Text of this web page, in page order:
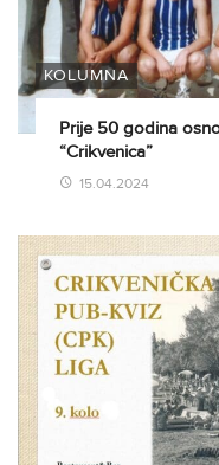
KOLUMNA
Prije 50 godina
“Crikvenica”
15.04.2024